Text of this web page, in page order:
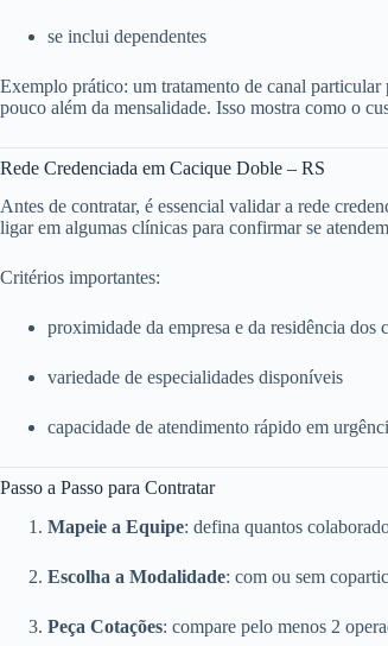
se inclui dependentes
Exemplo prático: um tratamento de canal
pouco além da mensalidade. Isso mostra como o
Rede Credenciada em Cacique Doble – RS
Antes de contratar, é essencial validar a rede
ligar em algumas clínicas para confirmar se
Critérios importantes:
proximidade da empresa e da residência dos
variedade de especialidades disponíveis
capacidade de atendimento rápido em
Passo a Passo para Contratar
Mapeie a Equipe: defina quantos
Escolha a Modalidade: com ou sem
Peça Cotações: compare pelo menos 2